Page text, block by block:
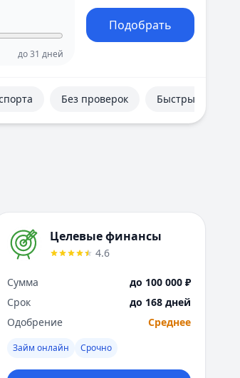
Воронеж
Е
Ижевск
Иркутск
Красноярск
Курск
Липецк
Магнитогорск
Махачкала
до31 дней
Подобрать
Без проверок Быстрые
Целевые финансы
4.6
Сумма
до 100 000 ₽
Срок
до 168 дней
Одобрение
Среднее
Займ онлайн Срочно